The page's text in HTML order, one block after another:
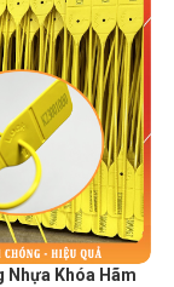
Nhựa Khóa Hãm